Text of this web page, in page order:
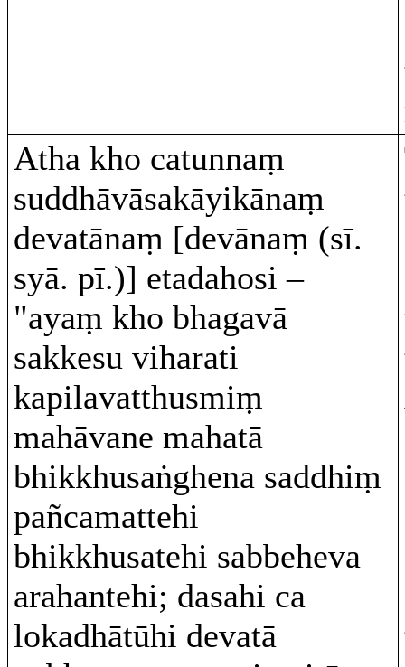
Atha kho catunnaṃ
suddhāvāsakāyikānaṃ
devatānaṃ [devānaṃ (sī.
syā. pī.)] etadahosi –
"ayaṃ kho bhagavā
sakkesu viharati
kapilavatthusmiṃ
mahāvane mahatā
bhikkhusaṅghena saddhiṃ
pañcamattehi
bhikkhusatehi sabbeheva
arahantehi; dasahi ca
lokadhātūhi devatā